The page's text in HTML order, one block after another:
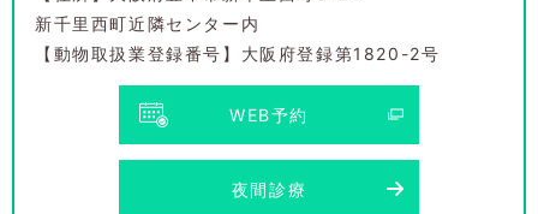
新千里西町近隣センター内
【動物取扱業登録番号】大阪府登録第1820-2号
WEB予約
夜間診療